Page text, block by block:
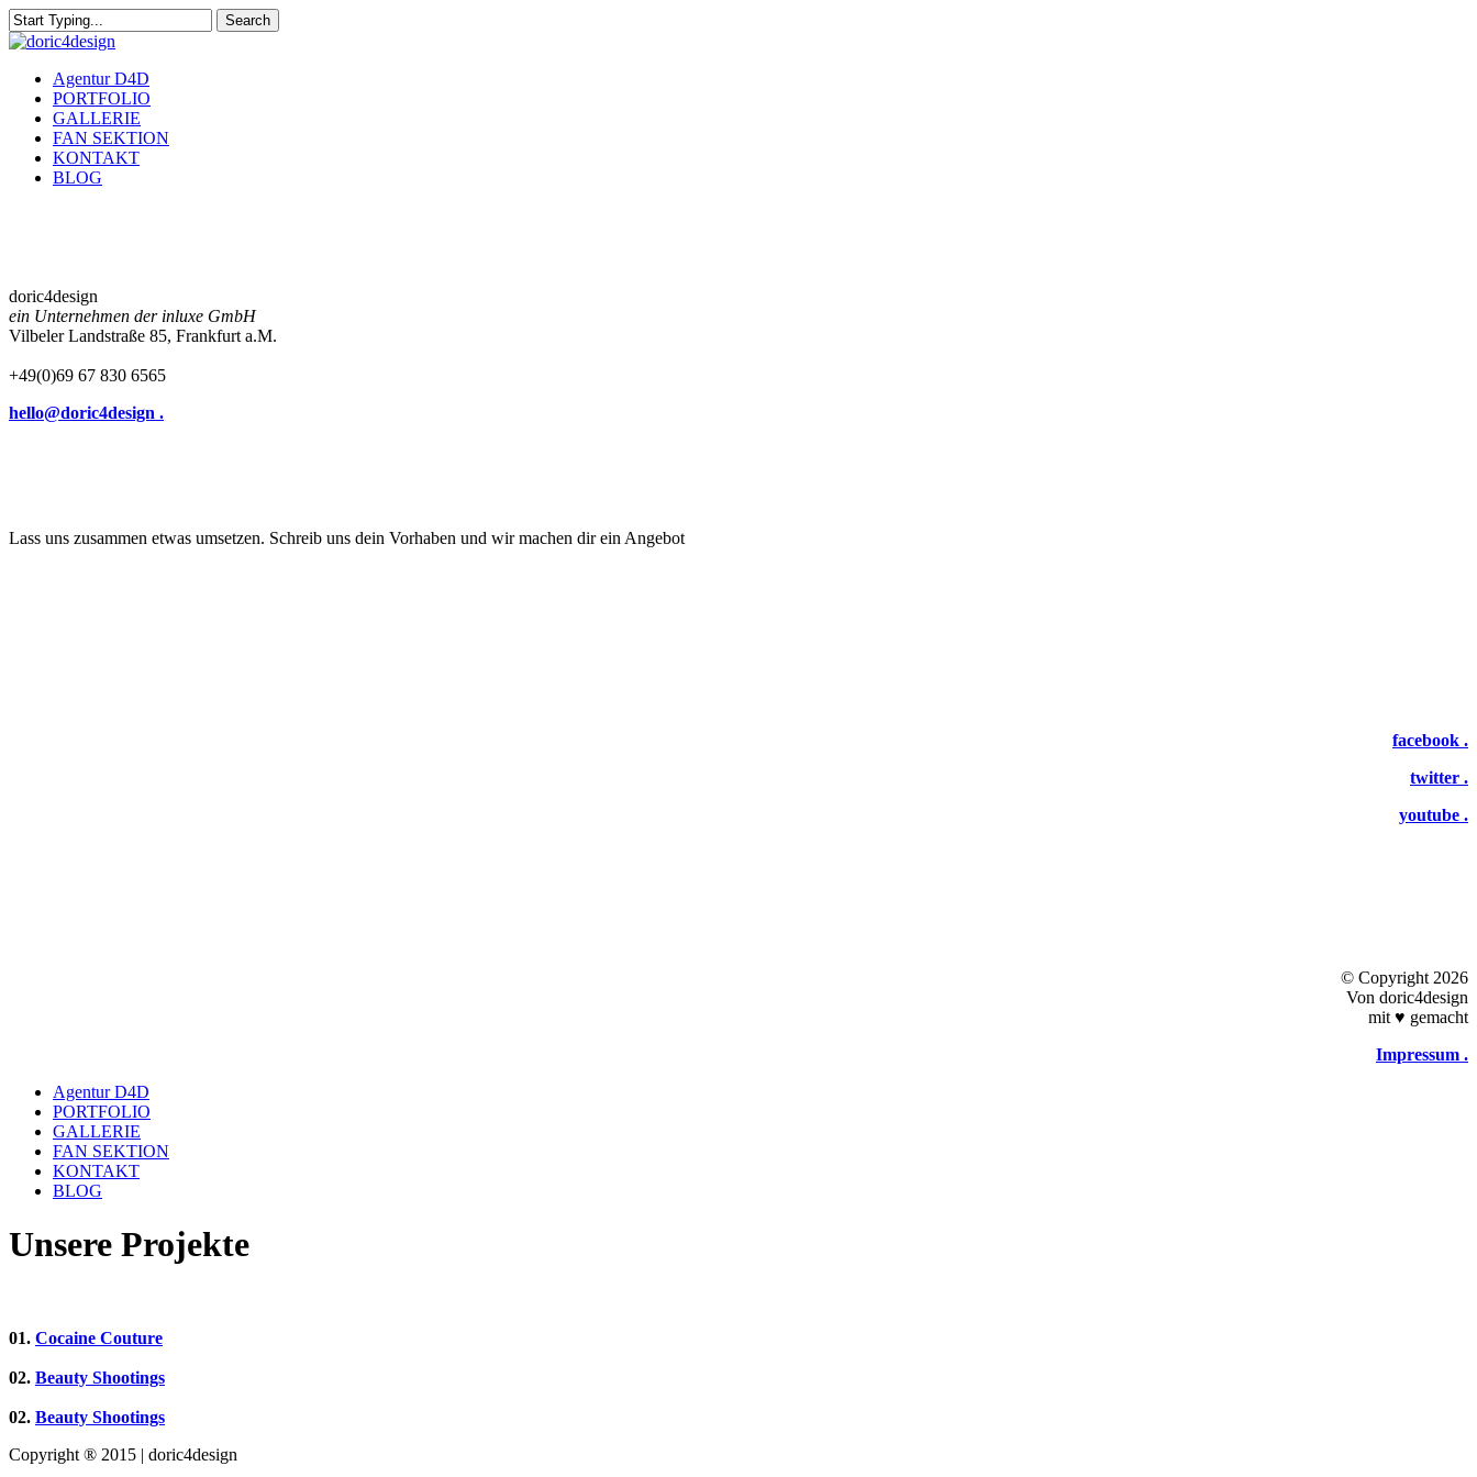
Skip
to
content
Search
Close
Menu
Agentur D4D
PORTFOLIO
GALLERIE
FAN SEKTION
KONTAKT
BLOG
doric4design
ein Unternehmen der inluxe GmbH
Vilbeler Landstraße 85, Frankfurt a.M.
+49(0)69 67 830 6565
hello@doric4design .
Lass uns zusammen etwas umsetzen. Schreib uns dein Vorhaben und wir machen dir ein Angebot
facebook .
twitter .
youtube .
© Copyright 2026
Von doric4design
mit ♥ gemacht
Impressum .
Close
Menu
Agentur D4D
PORTFOLIO
GALLERIE
FAN SEKTION
KONTAKT
BLOG
Unsere Projekte
01. Cocaine Couture
02. Beauty Shootings
02. Beauty Shootings
Copyright ® 2015 | doric4design